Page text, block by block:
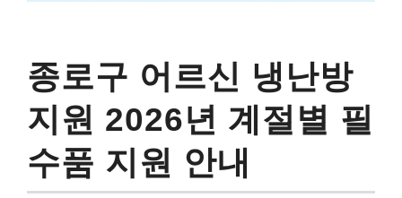
종로구 어르신 냉난방
지원 2026년 계절별 필
수품 지원 안내